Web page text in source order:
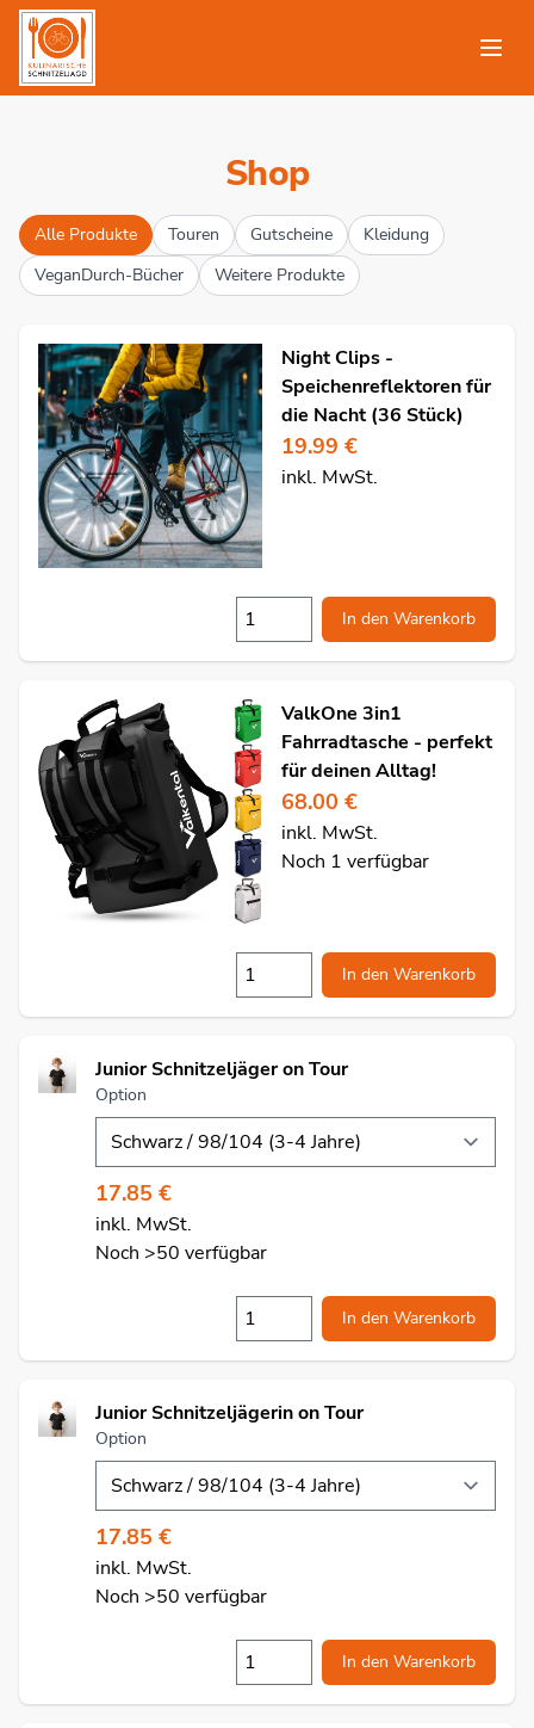
Shop
Alle Produkte Touren Gutscheine
Kleidung
VeganDurch-Bücher
Weitere Produkte
Night Clips -
Speichenreflektoren für
die Nacht (36 Stück)
19.99 €
inkl. MwSt.
In den Warenkorb
ValkOne 3in1
Fahrradtasche - perfekt
für deinen Alltag!
68.00 €
inkl. MwSt.
Noch 1 verfügbar
In den Warenkorb
Junior Schnitzeljäger on Tour
Option
17.85 €
inkl. MwSt.
Noch >50 verfügbar
In den Warenkorb
Junior Schnitzeljägerin on Tour
Option
17.85 €
inkl. MwSt.
Noch >50 verfügbar
In den Warenkorb